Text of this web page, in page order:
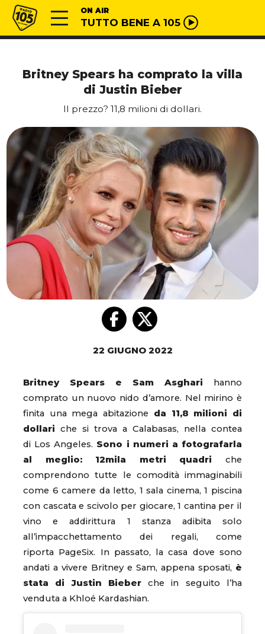
Vai al contenuto
Radio 105 ON AIR
TUTTO BENE A 105
Britney Spears ha comprato la villa
di Justin Bieber
Il prezzo? 11,8 milioni di dollari.
22 GIUGNO 2022
Britney Spears e Sam Asghari
hanno
comprato un nuovo nido d’amore. Nel mirino è
finita una mega abitazione da 11,8 milioni di
dollari che si trova a Calabasas, nella contea
di Los Angeles. Sono i numeri a fotografarla
al meglio: 12mila metri quadri che
comprendono tutte le comodità immaginabili
come 6 camere da letto, 1 sala cinema, 1 piscina
con cascata e scivolo per giocare, 1 cantina per il
vino e addirittura 1 stanza adibita solo
all’impacchettamento dei regali, come
riporta PageSix. In passato, la casa dove sono
andati a vivere Britney e Sam, appena sposati, è
stata di Justin Bieberche in seguito l’ha
venduta a Khloé Kardashian.